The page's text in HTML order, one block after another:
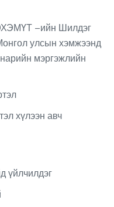
–ийн Шилдэг
улсын хэмжээнд
мэргэжлийн
хүлээн авч
үйлчилдэг